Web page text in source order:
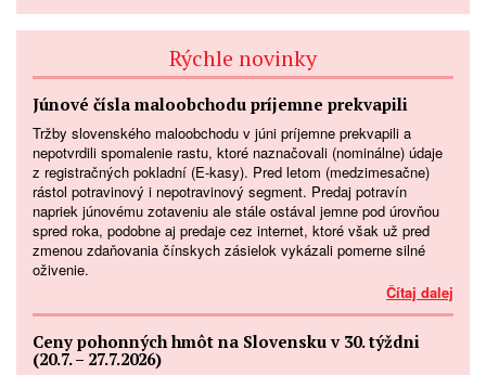
Rýchle novinky
Júnové čísla maloobchodu príjemne prekvapili
Tržby slovenského maloobchodu v júni príjemne prekvapili a
nepotvrdili spomalenie rastu, ktoré naznačovali (nominálne) údaje
z registračných pokladní (E-kasy). Pred letom (medzimesačne)
rástol potravinový i nepotravinový segment. Predaj potravín
napriek júnovému zotaveniu ale stále ostával jemne pod úrovňou
spred roka, podobne aj predaje cez internet, ktoré však už pred
zmenou zdaňovania čínskych zásielok vykázali pomerne silné
oživenie.
Čítaj dalej
Ceny pohonných hmôt na Slovensku v 30. týždni
(20.7. – 27.7.2026)